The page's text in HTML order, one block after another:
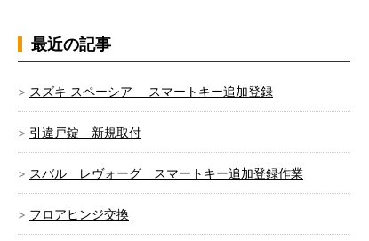
最近の記事
スズキ スペーシア スマートキー追加登録
引違戸錠 新規取付
スバル レヴォーグ スマートキー追加登録作業
フロアヒンジ交換